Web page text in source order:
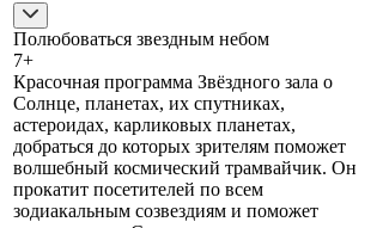
Полюбоваться звездным небом
7+
Красочная программа Звёздного зала о
Солнце, планетах, их спутниках,
астероидах, карликовых планетах,
добраться до которых зрителям поможет
волшебный космический трамвайчик. Он
прокатит посетителей по всем
зодиакальным созвездиям и поможет